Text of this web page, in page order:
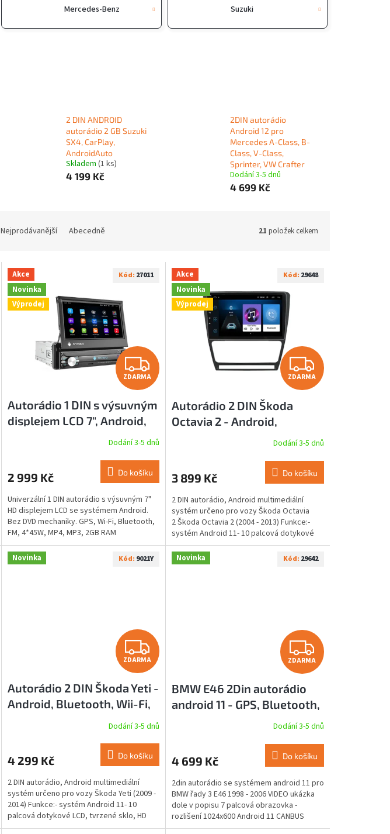
Mercedes-Benz Suzuki
2 DIN ANDROID
autorádio 2 GB Suzuki
SX4, CarPlay,
AndroidAuto
Skladem (1 ks)
4 199 Kč
2DIN autorádio
Android 12 pro
Mercedes A-Class, B-
Class, V-Class,
Sprinter, VW Crafter
Dodání 3-5 dnů
4 699 Kč
Nejprodávanější Abecedně 21 položek celkem
Akce
Novinka
Výprodej
Z
D
A
R
M
A
ZDARMA
Autorádio 1 DIN s výsuvným
displejem LCD 7", Android,
Dodání 3-5 dnů
2 999 Kč Do košíku
Univerzální 1 DIN autorádio s výsuvným 7"
HD displejem LCD se systémem Android.
Bez DVD mechaniky. GPS, Wi-Fi, Bluetooth,
FM, 4*45W, MP4, MP3, 2GB RAM
Kód: 27011
Akce
Novinka
Výprodej
Z
D
R
M
A
ZDARMA
Autorádio 2 DIN Škoda
Octavia 2 - Android,
Bluetooth, Wii-Fi, USB, GPS
Dodání 3-5 dnů
3 899 Kč Do košíku
2 DIN autorádio, Android multimediální
systém určeno pro vozy Škoda Octavia
2 Škoda Octavia 2 (2004 - 2013) Funkce:-
systém Android 11- 10 palcová dotykové
LCD, tvrzené sklo,...
Kód: 29648
Novinka
Z
D
A
R
M
A
ZDARMA
Autorádio 2 DIN Škoda Yeti -
Android, Bluetooth, Wii-Fi,
je
z
5
hvězdiček.
Dodání 3-5 dnů
4 299 Kč Do košíku
2 DIN autorádio, Android multimediální
systém určeno pro vozy Škoda Yeti (2009 -
2014) Funkce:- systém Android 11- 10
palcová dotykové LCD, tvrzené sklo, HD
rozlišení- 1...
Kód: 9021Y Novinka
Z
D
A
R
M
A
ZDARMA
BMW E46 2Din autorádio
android 11 - GPS, Bluetooth,
Dodání 3-5 dnů
4 699 Kč Do košíku
2din autorádio se systémem android 11 pro
BMW řady 3 E46 1998 - 2006 VIDEO ukázka
dole v popisu 7 palcová obrazovka -
rozlišení 1024x600 Android 11 CANBUS
jednotka na...
Kód: 29642